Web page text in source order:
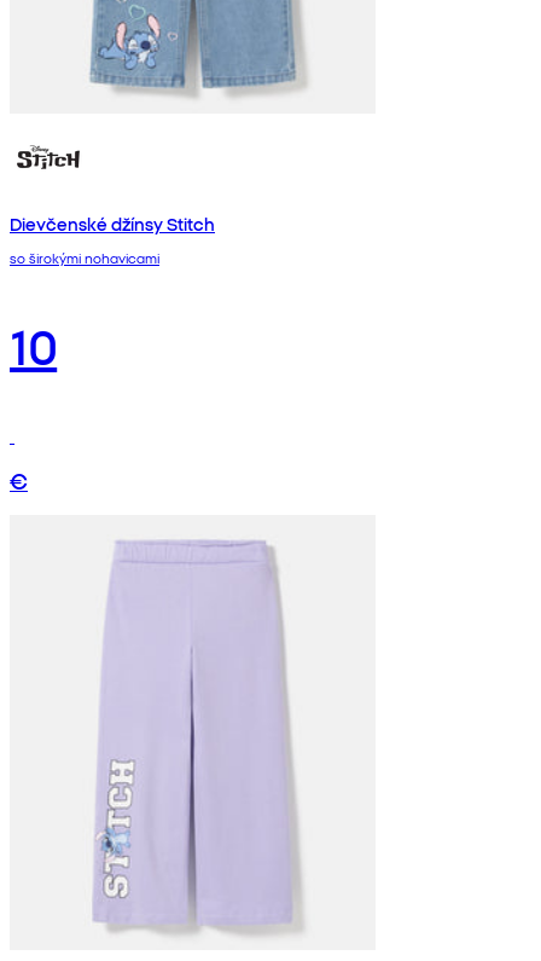
Dievčenské džínsy Stitch
so širokými nohavicami
10
€